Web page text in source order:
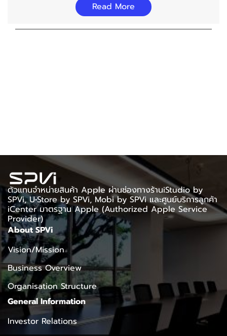
Read More
ตัวแทนจำหน่ายสินค้า Apple ผ่านช่องทางร้านiStudio by
SPVi, U•Store by SPVi, Mobi by SPVi และศูนย์บริการลูกค้า
iCenter มาตรฐาน Apple (Authorized Apple Service
Provider)
About SPVi
Vision/Mission
Business Overview
Organisation Structure
General Information
Investor Relations